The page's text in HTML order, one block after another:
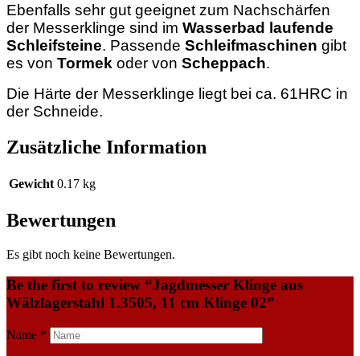
Ebenfalls sehr gut geeignet zum Nachschärfen
der Messerklinge sind im Wasserbad laufende
Schleifsteine. Passende Schleifmaschinen gibt
es von Tormek oder von Scheppach.
Die Härte der Messerklinge liegt bei ca. 61HRC in
der Schneide.
Zusätzliche Information
Gewicht 0.17 kg
Bewertungen
Es gibt noch keine Bewertungen.
Be the first to review “Jagdmesser Klinge aus
Wälzlagerstahl 1.3505, 11 cm Klinge 02”
Name *